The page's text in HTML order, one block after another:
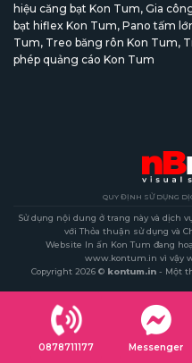
hiệu căng bạt Kon Tum, Gia
bạt hiflex Kon Tum, Pano tấm
Tum, Treo băng rôn Kon Tum,
phép quảng cáo Kon Tum
QUY ĐỊNH SỬ DỤNG
Sử dụng nội dung ở trang này và dịch
với Thỏa thuận sử dụng và
Website In ấn Kon Tum đang
www.kontum.in vì vậy
Copyright 2026 © kontum.in- Một
0878711177 Messenger